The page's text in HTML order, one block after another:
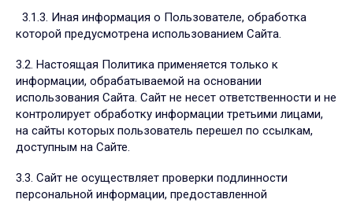
3.1.3. Иная информация о Пользователе, обработка
которой предусмотрена использованием Сайта.
3.2. Настоящая Политика применяется только к
информации, обрабатываемой на основании
использования Сайта. Сайт не несет ответственности и не
контролирует обработку информации третьими лицами,
на сайты которых пользователь перешел по ссылкам,
доступным на Сайте.
3.3. Сайт не осуществляет проверки подлинности
персональной информации, предоставленной